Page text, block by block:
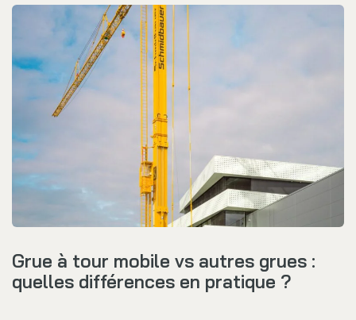
Grue à tour mobile vs autres grues :
quelles différences en pratique ?